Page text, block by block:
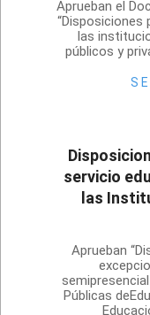
03-
Aprueban el
“Disposiciones
las
públicos y
servicio
las
26
Aprueban
Públicas